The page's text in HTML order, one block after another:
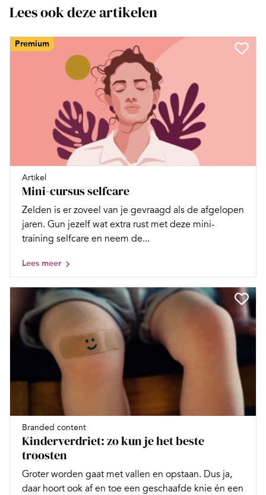
Lees ook deze artikelen
Premium
Artikel
Mini-cursus selfcare
Zelden is er zoveel van je gevraagd als de afgelopen
jaren. Gun jezelf wat extra rust met deze mini-
training selfcare en neem de...
Lees meer
Branded content
Kinderverdriet: zo kun je het beste
troosten
Groter worden gaat met vallen en opstaan. Dus ja,
daar hoort ook af en toe een geschaafde knie én een